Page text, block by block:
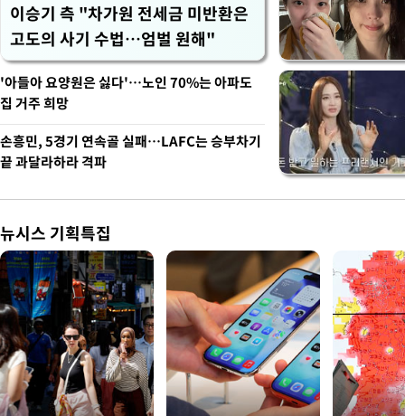
이승기 측 "차가원 전세금 미반환은
고도의 사기 수법…엄벌 원해"
'아들아 요양원은 싫다'…노인 70%는 아파도
집 거주 희망
손흥민, 5경기 연속골 실패…LAFC는 승부차기
끝 과달라하라 격파
뉴시스 기획특집